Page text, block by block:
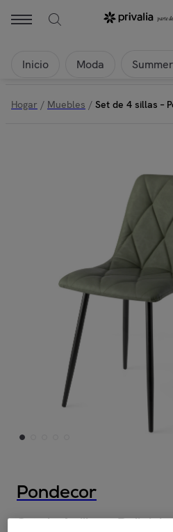
Inicio Moda
Hogar / Muebles / Set de 4 sillas –
Pondecor
Set de 4 sillas – Polipiel